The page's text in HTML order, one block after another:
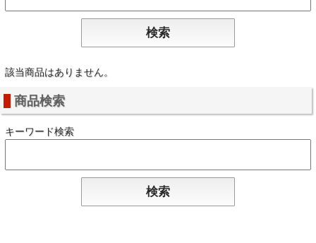
該当商品はありません。
商品検索
キーワード検索